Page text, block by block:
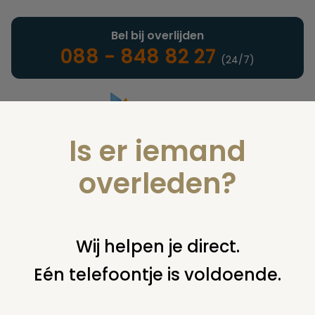
Landelijke uitvaartonderneming
Bel bij overlijden
088 - 848 82 27 (24/7)
U bent hier: home juridisch begraven grafsteen /
Is er iemand
overleden?
Wij helpen je direct.
Eén telefoontje is voldoende.